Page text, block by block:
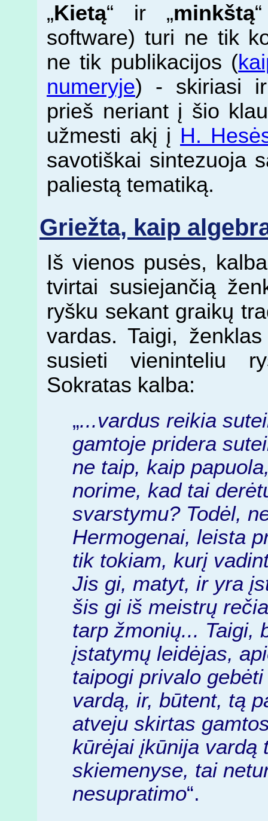
„Kietą“ ir „minkštą
software) turi ne tik
ne tik publikacijos (
numeryje) - skiriasi
prieš neriant į šio
užmesti akį į H.
savotiškai sintezuoja
paliestą tematiką.
Griežta, kaip
Iš vienos pusės,
tvirtai susiejančią
ryšku sekant graikų
vardas. Taigi,
susieti vieninteliu
Sokratas kalba:
„...vardus reikia
gamtoje pridera
ne taip, kaip
norime, kad tai
svarstymu? Todėl,
Hermogenai, leista
tik tokiam, kurį
Jis gi, matyt, ir yra
šis gi iš meistrų
tarp žmonių... Taigi,
įstatymų leidėjas,
taipogi privalo
vardą, ir, būtent, tą
atveju skirtas
kūrėjai įkūnija vardą
skiemenyse, tai
nesupratimo“.